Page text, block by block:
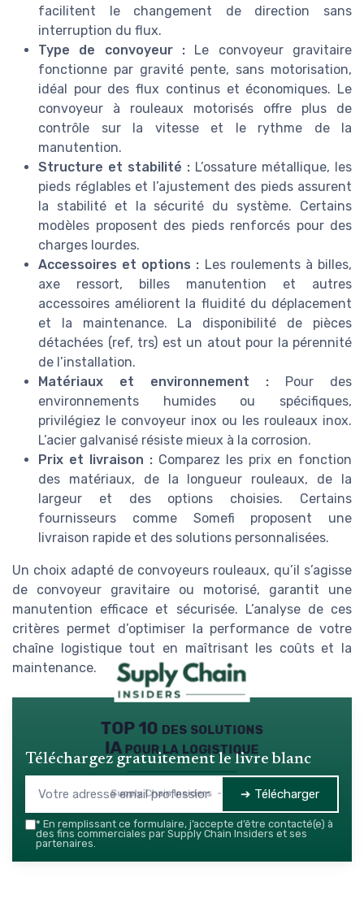
facilitent le changement de direction sans
interruption du flux.
Type de convoyeur : Le convoyeur gravitaire
fonctionne par gravité pente, sans motorisation,
idéal pour des flux continus et économiques. Le
convoyeur à rouleaux motorisés offre plus de
contrôle sur la vitesse et le rythme de la
manutention.
Structure et stabilité : L’ossature métallique, les
pieds réglables et l’ajustement des pieds assurent
la stabilité et la sécurité du système. Certains
modèles proposent des pieds renforcés pour des
charges lourdes.
Accessoires et options : Les roulements à billes,
axe ressort, billes manutention et autres
accessoires améliorent la fluidité du déplacement
et la maintenance. La disponibilité de pièces
détachées (ref, trs) est un atout pour la pérennité
de l’installation.
Matériaux et environnement : Pour des
environnements humides ou spécifiques,
privilégiez le convoyeur inox ou les rouleaux inox.
L’acier galvanisé résiste mieux à la corrosion.
Prix et livraison : Comparez les prix en fonction
des matériaux, de la longueur rouleaux, de la
largeur et des options choisies. Certains
fournisseurs comme Somefi proposent une
livraison rapide et des solutions personnalisées.
Un choix adapté de convoyeurs rouleaux, qu’il s’agisse
de convoyeur gravitaire ou motorisé, garantit une
manutention efficace et sécurisée. L’analyse de ces
critères permet d’optimiser la performance de votre
chaîne logistique tout en maîtrisant les coûts et la
maintenance.
TOP 10 des solutions
IA pour la logistique
Supply Chain Insiders — 2026
Téléchargez gratuitement le livre blanc
➔ Télécharger
* En remplissant ce formulaire, j’accepte d’être contacté(e) à
des fins commerciales par Supply Chain Insiders et ses
partenaires.